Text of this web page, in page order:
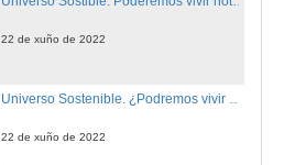
22 de xuño de 2022
Universo Sostenible. ¿Podremos vivir en otro planeta? Botón vermello RTVE á carta
22 de xuño de 2022